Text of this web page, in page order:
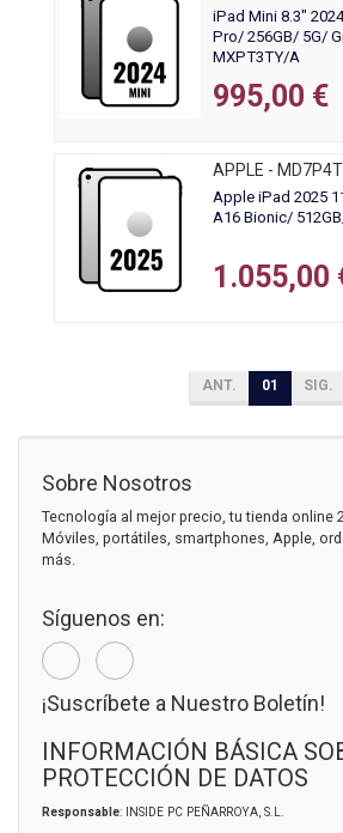
iPad Mini 8.3"
Pro/ 256GB/ 5G/
MXPT3TY/A
995,00 €
APPLE -
Apple iPad 2025
A16 Bionic/
1.055,00
ANT. 01 SIG.
Sobre Nosotros
Tecnología al mejor precio, tu tienda online
Móviles, portátiles, smartphones, Apple,
más.
Síguenos en:
¡Suscríbete a Nuestro Boletín!
INFORMACIÓN BÁSICA
PROTECCIÓN DE DATOS
Responsable: INSIDE PC PEÑARROYA, S.L.